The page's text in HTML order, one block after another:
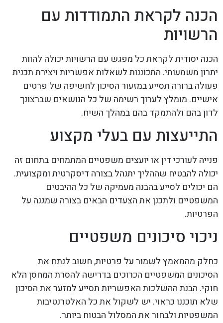
הכנה לקראת התמודדות עם
הרשויות
הכנה יסודית לקראת כל מפגש עם הרשויות יכולה להוות
יתרון משמעותי. התכוננות לשאלות אפשריות ויצירת תכנית
פעולה ברורה תסייע במזעור הסיכון לחשיפה של פרטים
אישיים. מומלץ לערוך רשימה של כל הנושאים שברצונך
לדון בהם ולהתמקד בהם במהלך השיח.
התייעצות עם בעלי מקצוע
פנייה לעורכי דין או יועצים משפטיים המתמחים בתחום זה
יכולה להבטיח שההליך יתנהל בצורה דיסקרטית ומקצועית.
הם יכולים לסייע בהבנה מעמיקה של כל ההיבטים
המשפטיים ולתכנן את הצעדים הבאים בצורה שמגנה על
הפרטיות.
ניכוי סיכונים משפטיים
כחלק מהמאמץ לשמור על פרטיות, חשוב לנתח את
הסיכונים המשפטיים הכרוכים בדרישה להסרת המחסן הלא
חוקי. הבנת ההשלכות האפשריות תסייע למזער את הסיכון
שלא תוכננו כראוי. יש לשקול את כל האלטרנטיבות
המשפטיות ולבחור את המסלול הבטוח ביותר.